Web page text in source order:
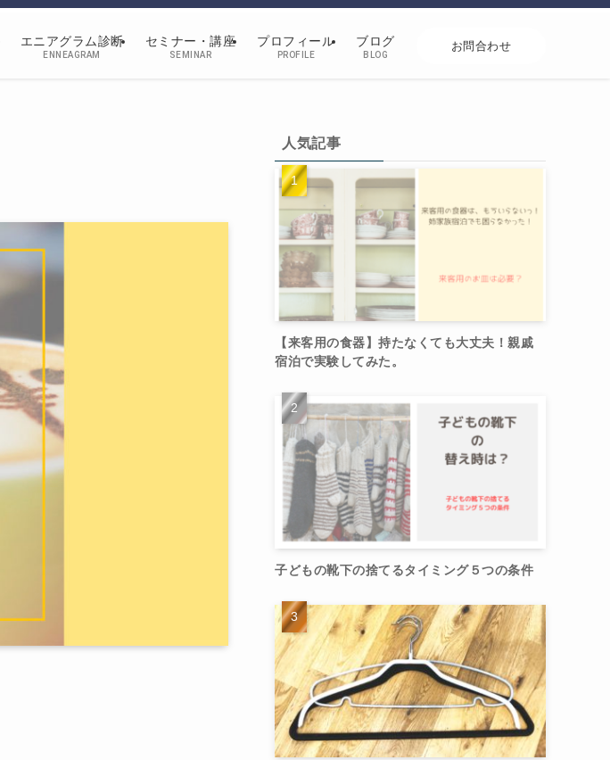
エニアグラム診断
ENNEAGRAM
セミナー・講座
SEMINAR
プロフィール
PROFILE
ブログ
BLOG
お問合わせ
人気記事
【来客用の食器】持たなくても大丈夫！親戚
宿泊で実験してみた。
子どもの靴下の捨てるタイミング５つの条件